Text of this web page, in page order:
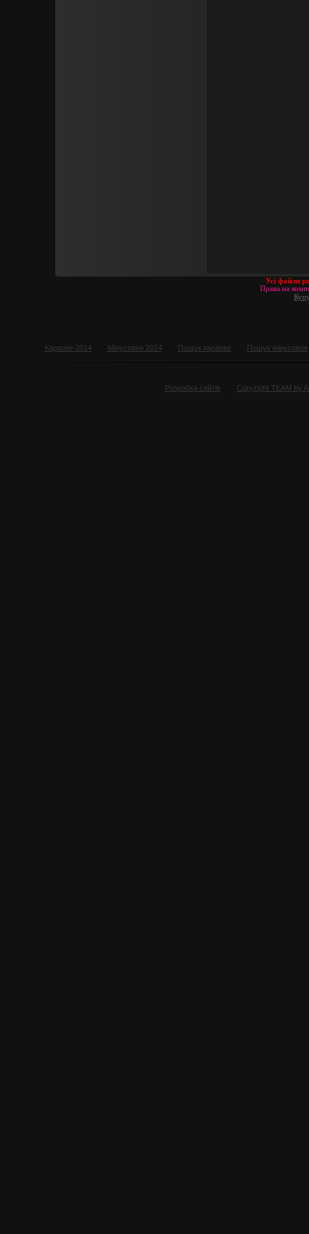
Усі файли
Права на
Караоке 2014 Мінусовки 2014 Пошук караоке Пошук мінусовок
Розробка сайтів Copyright TEAM by